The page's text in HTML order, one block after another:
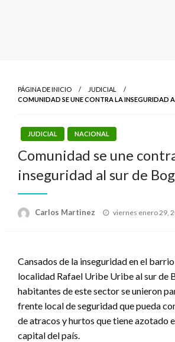
PÁGINA DE INICIO
JUDICIAL
COMUNIDAD SE UNE CONTRA LA INSEGURIDAD
JUDICIAL NACIONAL
Comunidad se une
inseguridad al sur de
Carlos Martinez
Publicado
viernes enero 29,
Cansados de la inseguridad en el
localidad Rafael Uribe Uribe al sur de
habitantes de este sector se unieron
frente local de seguridad que pueda
de atracos y hurtos que tiene azotado
capital del país.